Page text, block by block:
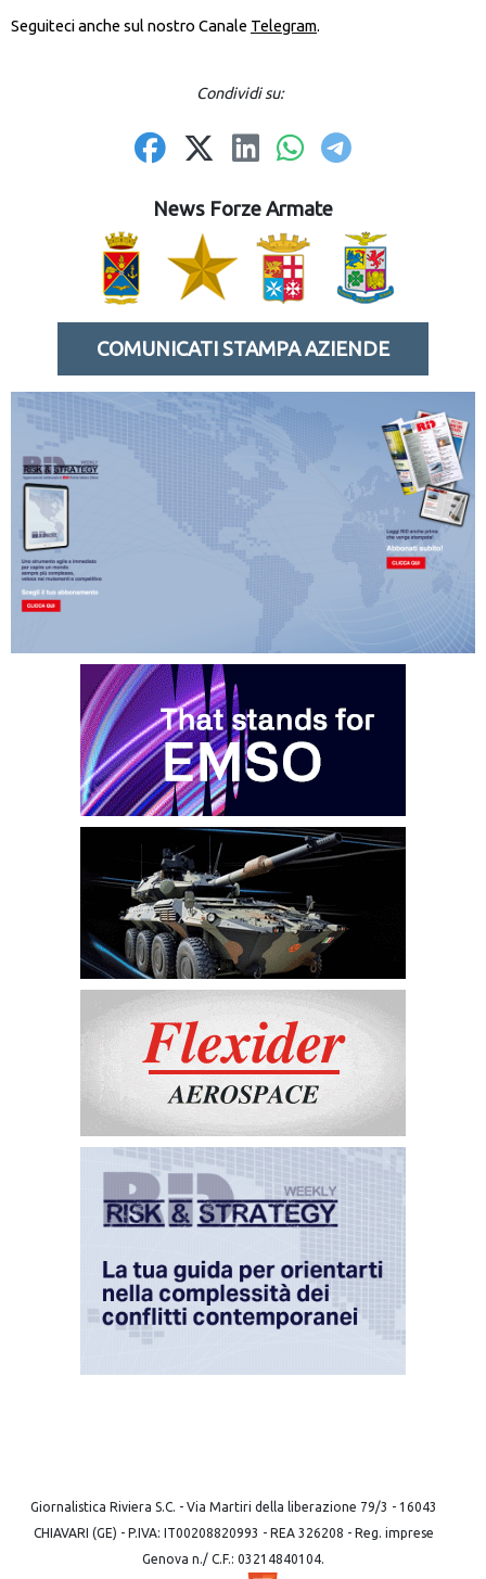
Seguiteci anche sul nostro Canale Telegram.
Condividi su:
News Forze Armate
COMUNICATI STAMPA AZIENDE
Giornalistica Riviera S.C. - Via Martiri della liberazione 79/3 - 16043
CHIAVARI (GE) - P.IVA: IT00208820993 - REA 326208 - Reg. imprese
Genova n./ C.F.: 03214840104.